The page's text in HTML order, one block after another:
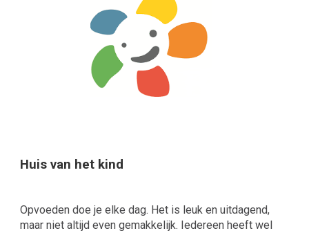
Huis van het kind
Opvoeden doe je elke dag. Het is leuk en uitdagend,
maar niet altijd even gemakkelijk. Iedereen heeft wel